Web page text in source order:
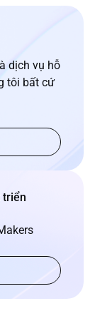
dịch vụ hỗ
tôi bất cứ
triển